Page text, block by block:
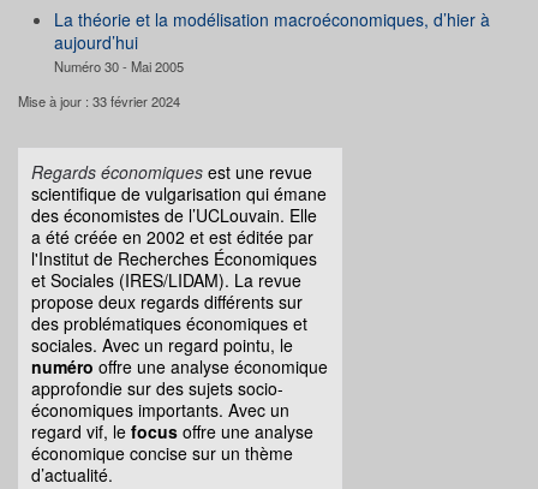
La théorie et la modélisation macroéconomiques, d’hier à
aujourd’hui
Numéro 30 - Mai 2005
Mise à jour : 33 février 2024
Regards économiques est une revue
scientifique de vulgarisation qui émane
des économistes de l’UCLouvain. Elle
a été créée en 2002 et est éditée par
l'Institut de Recherches Économiques
et Sociales (IRES/LIDAM). La revue
propose deux regards différents sur
des problématiques économiques et
sociales. Avec un regard pointu, le
numéro offre une analyse économique
approfondie sur des sujets socio-
économiques importants. Avec un
regard vif, le focus offre une analyse
économique concise sur un thème
d’actualité.